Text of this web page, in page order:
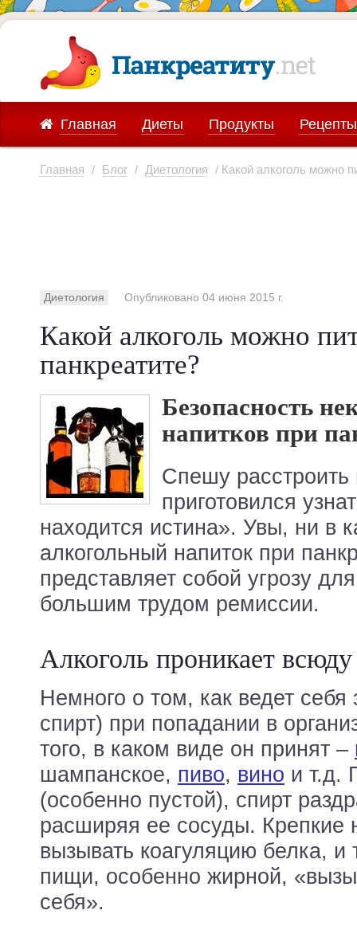
Главная Диеты Продукты Рецепты
Главная / Блог / Диетология / Какой алкоголь можно
Диетология Опубликовано 04 июня 2015 г.
Какой алкоголь можно
панкреатите?
Безопасность
напитков при
Спешу расстроить
приготовился
находится истина». Увы, ни в
алкогольный напиток при
представляет собой угрозу
большим трудом ремиссии.
Алкоголь проникает всюду
Немного о том, как ведет себя
спирт) при попадании в
того, в каком виде он принят –
шампанское, пиво, вино и т.д.
(особенно пустой), спирт
расширяя ее сосуды. Крепкие
вызывать коагуляцию белка, и
пищи, особенно жирной,
себя».